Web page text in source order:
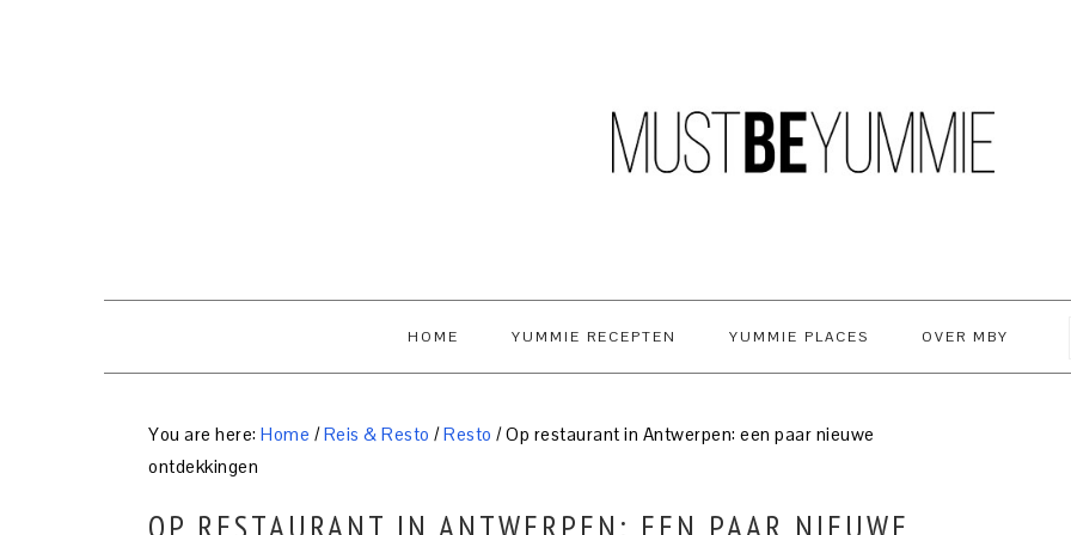
HOME YUMMIE RECEPTEN YUMMIE PLACES OVER MBY
You are here: Home / Reis & Resto /Resto /Op restaurant in Antwerpen: een paar nieuwe
ontdekkingen
OP RESTAURANT IN ANTWERPEN: EEN PAAR NIEUWE